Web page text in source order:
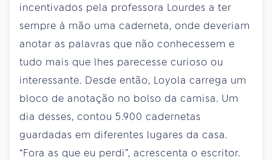
incentivados pela professora Lourdes a ter
sempre à mão uma caderneta, onde deveriam
anotar as palavras que não conhecessem e
tudo mais que lhes parecesse curioso ou
interessante. Desde então, Loyola carrega um
bloco de anotação no bolso da camisa. Um
dia desses, contou 5.900 cadernetas
guardadas em diferentes lugares da casa.
“Fora as que eu perdi”, acrescenta o escritor.